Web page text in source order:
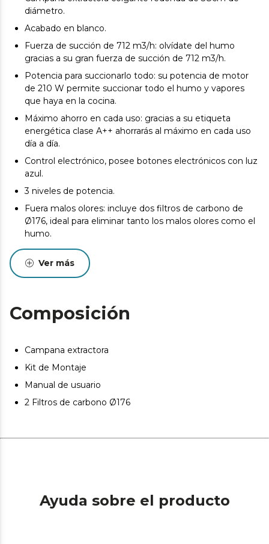
diámetro.
Acabado en blanco.
Fuerza de succión de 712 m3/h: olvídate del humo
gracias a su gran fuerza de succión de 712 m3/h.
Potencia para succionarlo todo: su potencia de motor
de 210 W permite succionar todo el humo y vapores
que haya en la cocina.
Máximo ahorro en cada uso: gracias a su etiqueta
energética clase A++ ahorrarás al máximo en cada uso
día a día.
Control electrónico, posee botones electrónicos con luz
azul.
3 niveles de potencia.
Fuera malos olores: incluye dos filtros de carbono de
Ø176, ideal para eliminar tanto los malos olores como el
humo.
Filtro de grasa de aluminio de 5 capas, permite una
eficiente eliminación de la grasa y el humo.
Iluminación LED, gran panel led.
Ver más
Composición
Campana extractora
Kit de Montaje
Manual de usuario
2 Filtros de carbono Ø176
Ayuda sobre el producto